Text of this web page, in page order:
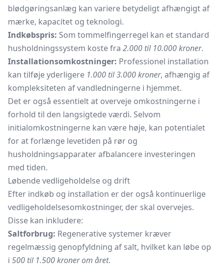
blødgøringsanlæg kan variere betydeligt afhængigt af
mærke, kapacitet og teknologi.
Indkøbspris: Som tommelfingerregel kan et standard
husholdningssystem koste fra 2.000 til 10.000 kroner.
Installationsomkostninger: Professionel installation
kan tilføje yderligere 1.000 til 3.000 kroner, afhængig af
kompleksiteten af vandledningerne i hjemmet.
Det er også essentielt at overveje omkostningerne i
forhold til den langsigtede værdi. Selvom
initialomkostningerne kan være høje, kan potentialet
for at forlænge levetiden på rør og
husholdningsapparater afbalancere investeringen
med tiden.
Løbende vedligeholdelse og drift
Efter indkøb og installation er der også kontinuerlige
vedligeholdelsesomkostninger, der skal overvejes.
Disse kan inkludere:
Saltforbrug: Regenerative systemer kræver
regelmæssig genopfyldning af salt, hvilket kan løbe op
i 500 til 1.500 kroner om året.